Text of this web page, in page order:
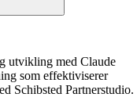
utvikling med Claude
som effektiviserer
Schibsted Partnerstudio.